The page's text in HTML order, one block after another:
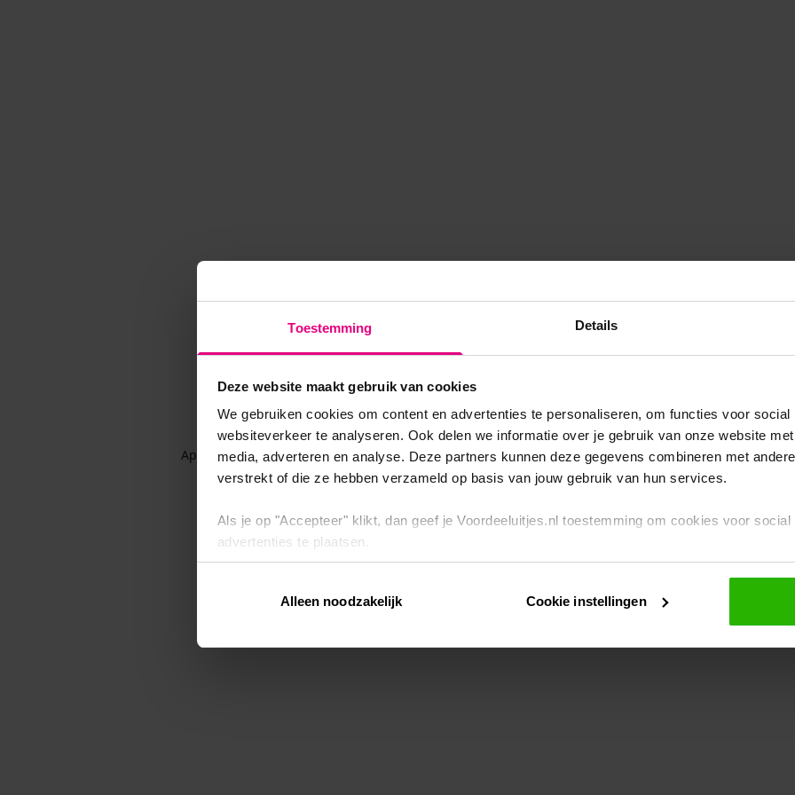
Toestemming Details
Deze website maakt gebruik van cookies
We gebruiken cookies om content en advertenties te personaliseren, om functies voor
websiteverkeer te analyseren. Ook delen we informatie over je gebruik van onze website
media, adverteren en analyse. Deze partners kunnen deze gegevens combineren met
verstrekt of die ze hebben verzameld op basis van jouw gebruik van hun services.
Als je op "Accepteer" klikt, dan geef je Voordeeluitjes.nl toestemming om cookies voor
advertenties te plaatsen.
Via "Cookie instellingen" kun je ook zelf instellen welke cookies worden geplaatst. Je kunt je
intrekken op onscookiebeleid.
Alleen noodzakelijk Cookie instellingen
Application error: a client-side exception has occurred while loadingwww.voordeeluitjes.nl (see the